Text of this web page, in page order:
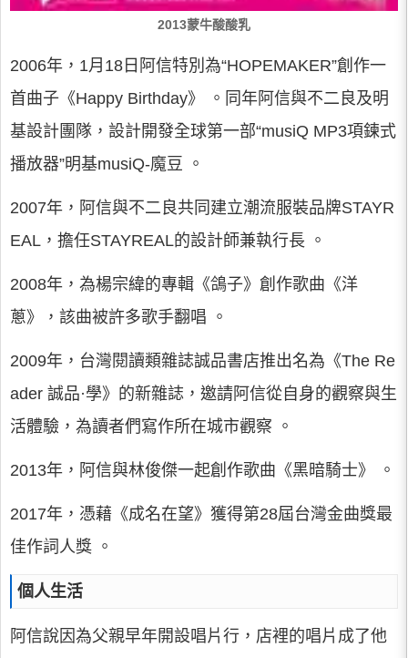
2013蒙牛酸酸乳
2006年，1月18日阿信特別為“HOPEMAKER”創作一
首曲子《Happy Birthday》 。同年阿信與不二良及明
基設計團隊，設計開發全球第一部“musiQ MP3項鍊式
播放器”明基musiQ-魔豆 。
2007年，阿信與不二良共同建立潮流服裝品牌STAYR
EAL，擔任STAYREAL的設計師兼執行長 。
2008年，為楊宗緯的專輯《鴿子》創作歌曲《洋
蔥》，該曲被許多歌手翻唱 。
2009年，台灣閱讀類雜誌誠品書店推出名為《The Re
ader 誠品·學》的新雜誌，邀請阿信從自身的觀察與生
活體驗，為讀者們寫作所在城市觀察 。
2013年，阿信與林俊傑一起創作歌曲《黑暗騎士》 。
2017年，憑藉《成名在望》獲得第28屆台灣金曲獎最
佳作詞人獎 。
個人生活
阿信說因為父親早年開設唱片行，店裡的唱片成了他